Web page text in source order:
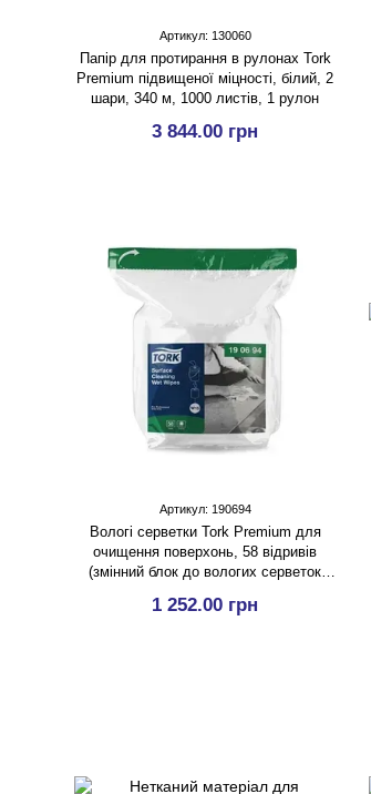
Артикул: 130060
Папір для протирання в рулонах Tork
Premium підвищеної міцності, білий, 2
шари, 340 м, 1000 листів, 1 рулон
3 844.00 грн
Артикул: 190694
Вологі серветки Tork Premium для
очищення поверхонь, 58 відривів
(змінний блок до вологих серветок
1 252.00 грн